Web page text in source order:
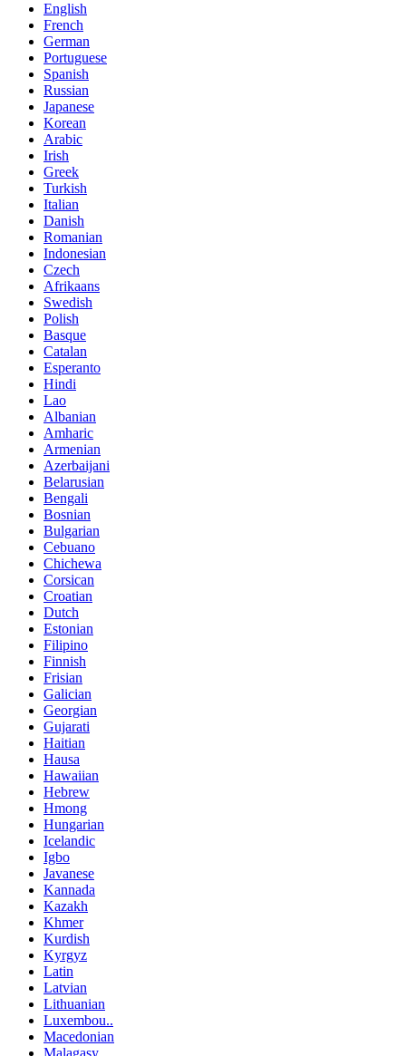
English
French
German
Portuguese
Spanish
Russian
Japanese
Korean
Arabic
Irish
Greek
Turkish
Italian
Danish
Romanian
Indonesian
Czech
Afrikaans
Swedish
Polish
Basque
Catalan
Esperanto
Hindi
Lao
Albanian
Amharic
Armenian
Azerbaijani
Belarusian
Bengali
Bosnian
Bulgarian
Cebuano
Chichewa
Corsican
Croatian
Dutch
Estonian
Filipino
Finnish
Frisian
Galician
Georgian
Gujarati
Haitian
Hausa
Hawaiian
Hebrew
Hmong
Hungarian
Icelandic
Igbo
Javanese
Kannada
Kazakh
Khmer
Kurdish
Kyrgyz
Latin
Latvian
Lithuanian
Luxembou..
Macedonian